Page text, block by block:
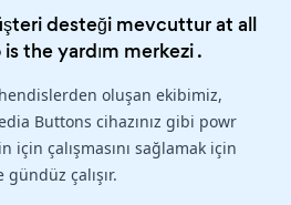
desteği mevcuttur at all
is theyardım merkezi.
oluşan ekibimiz,
Buttons cihazınız gibi powr
için çalışmasını sağlamak için
gündüz çalışır.